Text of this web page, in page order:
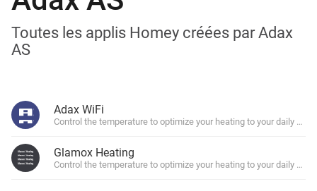
Toutes les applis Homey créées par Adax
AS
Adax WiFi
Control the temperature to optimize your heating to your daily
Glamox Heating
Control the temperature to optimize your heating to your daily